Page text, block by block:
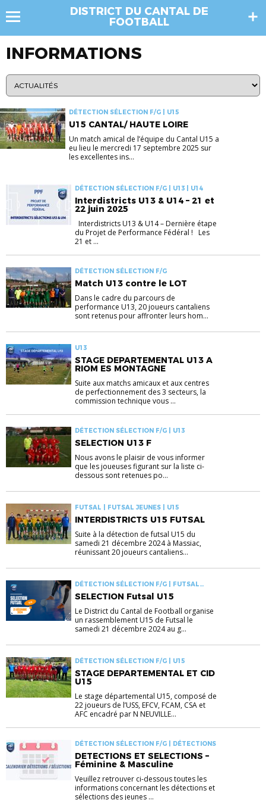
DISTRICT DU CANTAL DE
FOOTBALL
INFORMATIONS
DÉTECTION SÉLECTION F/G | U15
U15 CANTAL/ HAUTE LOIRE
Un match amical de l’équipe du Cantal U15 a
eu lieu le mercredi 17 septembre 2025 sur
les excellentes ins...
DÉTECTION SÉLECTION F/G | U13 | U14
Interdistricts U13 & U14 – 21 et
22 juin 2025
Interdistricts U13 & U14 – Dernière étape
du Projet de Performance Fédéral ! Les
21 et ...
DÉTECTION SÉLECTION F/G
Match U13 contre le LOT
Dans le cadre du parcours de
performance U13, 20 joueurs cantaliens
sont retenus pour affronter leurs hom...
U13
STAGE DEPARTEMENTAL U13 A
RIOM ES MONTAGNE
Suite aux matchs amicaux et aux centres
de perfectionnement des 3 secteurs, la
commission technique vous ...
DÉTECTION SÉLECTION F/G | U13
SELECTION U13 F
Nous avons le plaisir de vous informer
que les joueuses figurant sur la liste ci-
dessous sont retenues po...
FUTSAL | FUTSAL JEUNES | U15
INTERDISTRICTS U15 FUTSAL
Suite à la détection de futsal U15 du
samedi 21 décembre 2024 à Massiac,
réunissant 20 joueurs cantaliens...
DÉTECTION SÉLECTION F/G | FUTSAL
JEUNES
SELECTION Futsal U15
Le District du Cantal de Football organise
un rassemblement U15 de Futsal le
samedi 21 décembre 2024 au g...
DÉTECTION SÉLECTION F/G | U15
STAGE DEPARTEMENTAL ET CID
U15
Le stage départemental U15, composé de
22 joueurs de l’USS, EFCV, FCAM, CSA et
AFC encadré par N NEUVILLE...
DÉTECTION SÉLECTION F/G | DÉTECTIONS
DETECTIONS ET SELECTIONS –
Féminine & Masculine
Veuillez retrouver ci-dessous toutes les
informations concernant les détections et
sélections des jeunes ...